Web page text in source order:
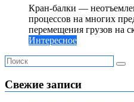
Кран-балки —
процессов на многих
перемещения грузов на
Интересное
Свежие записи